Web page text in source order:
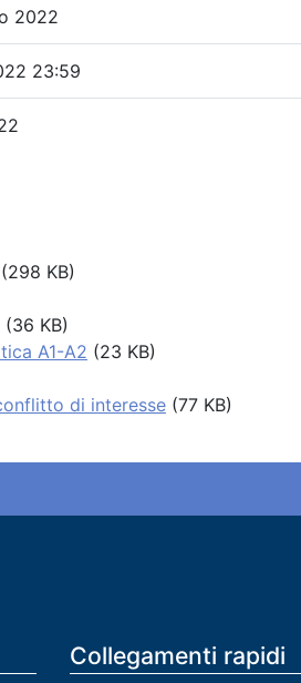
2022
23:59
(298 KB)
(36 KB)
A1-A2 (23 KB)
di interesse (77 KB)
Collegamenti rapidi